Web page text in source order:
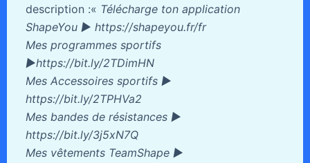
description :« Télécharge ton application
ShapeYou ► https://shapeyou.fr/fr
Mes programmes sportifs
►https://bit.ly/2TDimHN
Mes Accessoires sportifs ►
https://bit.ly/2TPHVa2
Mes bandes de résistances ►
https://bit.ly/3j5xN7Q
Mes vêtements TeamShape ►